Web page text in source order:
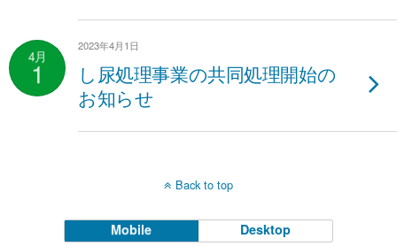
4月
1
2023年4月1日
し尿処理事業の共同処理開始の
お知らせ
Back to top
Mobile Desktop